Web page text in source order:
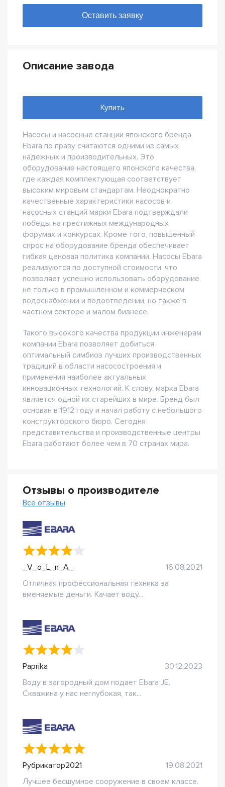
Описание завода
Купить
Насосы и насосные станции японского бренда
Ebara по праву считаются одними из самых
надежных и производительных. Это
оборудование настоящего японского качества,
где каждая комплектующая соответствует
высоким мировым стандартам. Неоднократно
качественные характеристики насосов и
насосных станций марки Ebara подтверждали
победы на престижных международных
форумах и конкурсах. Кроме того, повышенный
спрос на оборудование бренда обеспечивает
гибкая ценовая политика компании. Насосы Ebara
реализуются по доступной стоимости, что
позволяет успешно использовать оборудование
не только в промышленном и коммерческом
водоснабжении и водоотведении, но также в
частном секторе и малом бизнесе.
Такого высокого качества продукции инженерам
компании Ebara позволяет добиться
оптимальный симбиоз лучших производственных
традиций в области насосостроения и
применения наиболее актуальных
инновационных технологий. К слову, марка Ebara
является одной их старейших в мире. Бренд был
основан в 1912 году и начал работу с небольшого
конструкторского бюро. Сегодня
представительства и производственные центры
Ebara работают более чем в 70 странах мира.
Отзывы о производителе
Все отзывы
_V_o_L_n_A_
16.08.2021
Отличная профессиональная техника за
вменяемые деньги. Качает воду...
Paprika
30.12.2023
Воду в загородный дом подает Ebara JE.
Скважина у нас неглубокая, так...
Рубрикатор2021
19.08.2021
Лучшее бесшумное сооружение в своем классе.